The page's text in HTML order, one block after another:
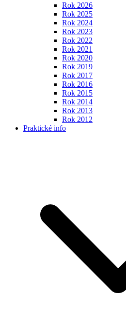
Rok 2026
Rok 2025
Rok 2024
Rok 2023
Rok 2022
Rok 2021
Rok 2020
Rok 2019
Rok 2017
Rok 2016
Rok 2015
Rok 2014
Rok 2013
Rok 2012
Praktické info